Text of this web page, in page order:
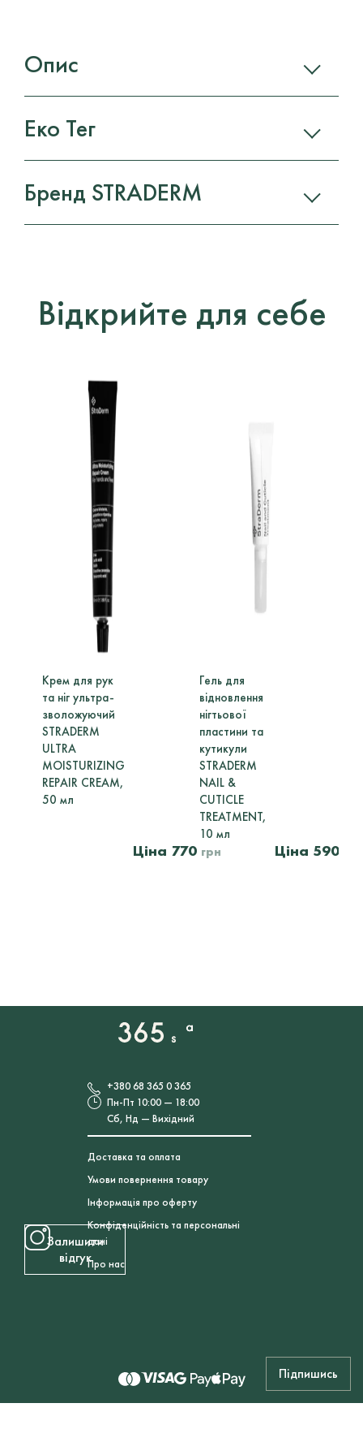
Опис
Еко Тег
Бренд STRADERM
Відкрийте для себе
Крем для рук
та ніг ультра-
зволожуючий
STRADERM
ULTRA
MOISTURIZING
REPAIR CREAM,
50 мл
770 грн
Гель для
відновлення
нігтьової
пластини та
кутикули
STRADERM
NAIL &
CUTICLE
TREATMENT,
10 мл
590
+380 68 365 0 365
Пн-Пт 10:00 — 18:00
Сб, Нд — Вихідний
Доставка та оплата
Умови повернення товару
Інформація про оферту
Конфіденційність та персональні
дані
Про нас
Залишити
відгук
Підпишись